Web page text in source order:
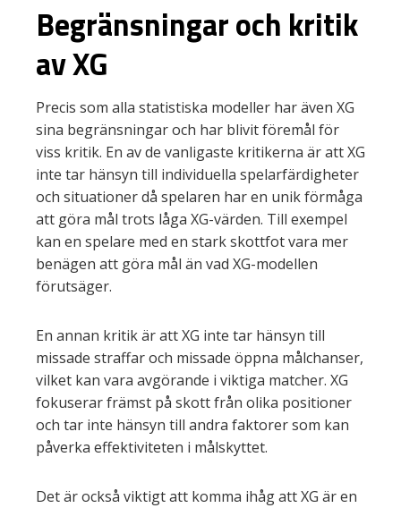
Begränsningar och kritik
av XG
Precis som alla statistiska modeller har även XG
sina begränsningar och har blivit föremål för
viss kritik. En av de vanligaste kritikerna är att XG
inte tar hänsyn till individuella spelarfärdigheter
och situationer då spelaren har en unik förmåga
att göra mål trots låga XG-värden. Till exempel
kan en spelare med en stark skottfot vara mer
benägen att göra mål än vad XG-modellen
förutsäger.
En annan kritik är att XG inte tar hänsyn till
missade straffar och missade öppna målchanser,
vilket kan vara avgörande i viktiga matcher. XG
fokuserar främst på skott från olika positioner
och tar inte hänsyn till andra faktorer som kan
påverka effektiviteten i målskyttet.
Det är också viktigt att komma ihåg att XG är en